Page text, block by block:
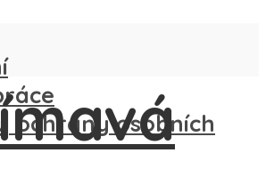
ochrany osobních